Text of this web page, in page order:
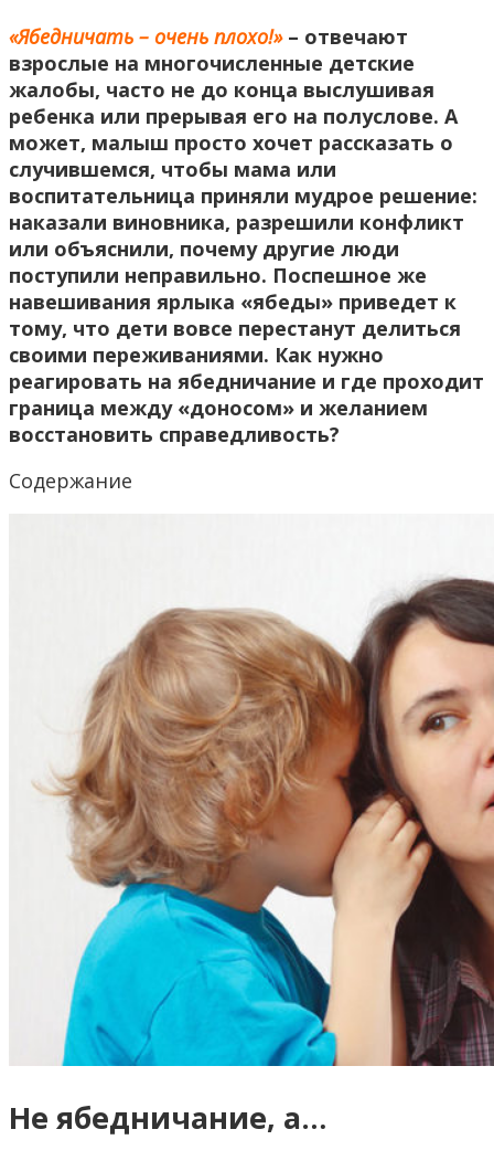
«Ябедничать – очень плохо!»– отвечают
взрослые на многочисленные детские
жалобы, часто не до конца выслушивая
ребенка или прерывая его на полуслове. А
может, малыш просто хочет рассказать о
случившемся, чтобы мама или
воспитательница приняли мудрое решение:
наказали виновника, разрешили конфликт
или объяснили, почему другие люди
поступили неправильно. Поспешное же
навешивания ярлыка «ябеды» приведет к
тому, что дети вовсе перестанут делиться
своими переживаниями. Как нужно
реагировать на ябедничание и где проходит
граница между «доносом» и желанием
восстановить справедливость?
Содержание
Не ябедничание, а…